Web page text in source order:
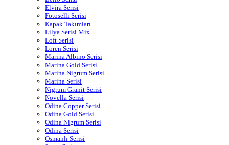
Elvira Serisi
Fotoselli Serisi
Kapak Takımları
Lilya Serisi Mix
Loft Serisi
Loren Serisi
Marina Albino Serisi
Marina Gold Serisi
Marina Nigrum Serisi
Marina Serisi
Nigrum Granit Serisi
Novella Serisi
Odina Copper Serisi
Odina Gold Serisi
Odina Nigrum Serisi
Odina Serisi
Osmanlı Serisi